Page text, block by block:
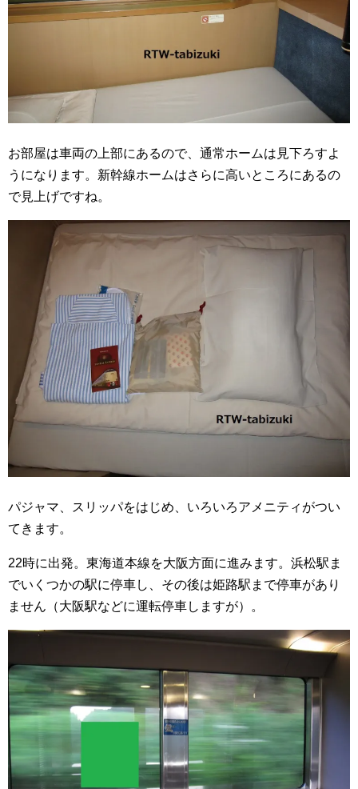
お部屋は車両の上部にあるので、通常ホームは見下ろすよ
うになります。新幹線ホームはさらに高いところにあるの
で見上げですね。
パジャマ、スリッパをはじめ、いろいろアメニティがつい
てきます。
22時に出発。東海道本線を大阪方面に進みます。浜松駅ま
でいくつかの駅に停車し、その後は姫路駅まで停車があり
ません（大阪駅などに運転停車しますが）。